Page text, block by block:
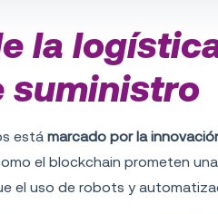
la
suministro
estámarcado por la
elblockchain prometen
el uso de robots y